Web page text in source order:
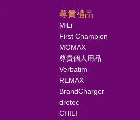
尊貴禮品
MiLi
First Champion
MOMAX
尊貴個人用品
Verbatim
REMAX
BrandCharger
dretec
CHILI